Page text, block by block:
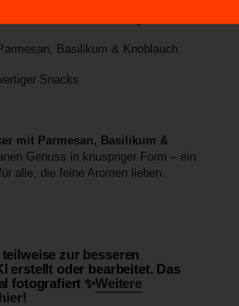
Basilikum & Knoblauch
Snacks
mit Parmesan, Basilikum &
Genuss in knuspriger Form – ein
alle, die feine Aromen lieben.
zur besseren
erstellt oder bearbeitet. Das
fotografiert ✨Weitere